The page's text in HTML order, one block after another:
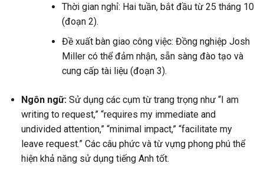
Thời gian nghỉ: Hai tuần, bắt đầu từ 25 tháng 10
(đoạn 2).
Đề xuất bàn giao công việc: Đồng nghiệp Josh
Miller có thể đảm nhận, sẵn sàng đào tạo và
cung cấp tài liệu (đoạn 3).
Ngôn ngữ:Sử dụng các cụm từ trang trọng như “I am
writing to request,” “requires my immediate and
undivided attention,” “minimal impact,” “facilitate my
leave request.” Các câu phức và từ vựng phong phú thể
hiện khả năng sử dụng tiếng Anh tốt.